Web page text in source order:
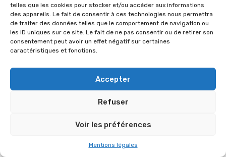
telles que les cookies pour stocker et/ou accéder aux informations
des appareils. Le fait de consentir à ces technologies nous permettra
de traiter des données telles que le comportement de navigation ou
les ID uniques sur ce site. Le fait de ne pas consentir ou de retirer son
consentement peut avoir un effet négatif sur certaines
caractéristiques et fonctions.
Accepter
Refuser
Voir les préférences
Mentions légales
© 2026 Im-presse. Tous droits réservés.
MENTIONS LÉGALES